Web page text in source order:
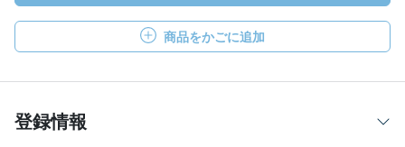
商品をかごに追加
登録情報